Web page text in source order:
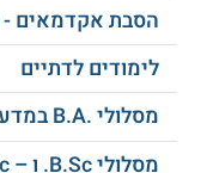
להלן חלק מן
ננו חומרים
שיטות
אנליזה
אלגברה
חשבון
הסבת אקדמאים
לימודים לדתיים
מסלולי .B.A במדעי החברה
מסלולי B.Sc. ו – M.Sc. בהנדסה